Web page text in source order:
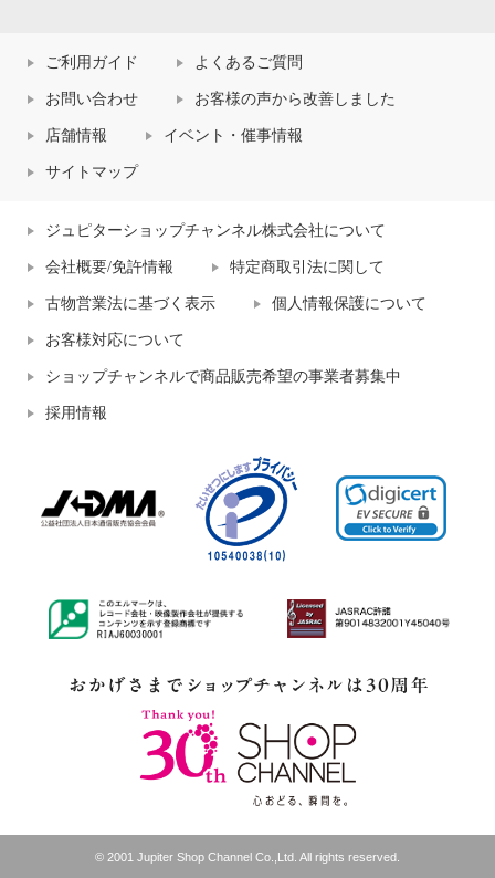
ご利用ガイド よくあるご質問
お問い合わせ お客様の声から改善しました
店舗情報 イベント・催事情報
サイトマップ
ジュピターショップチャンネル株式会社について
会社概要/免許情報 特定商取引法に関して
古物営業法に基づく表示 個人情報保護について
お客様対応について
ショップチャンネルで商品販売希望の事業者募集中
採用情報
© 2001 Jupiter Shop Channel Co.,Ltd. All rights reserved.